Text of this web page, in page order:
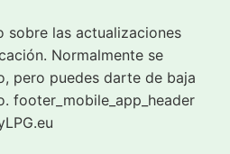
sobre las actualizaciones
Normalmente se
pero puedes darte de baja
footer_mobile_app_header